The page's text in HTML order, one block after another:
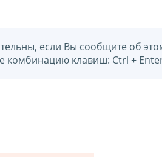
если Вы сообщите об
комбинацию клавиш: Ctrl +